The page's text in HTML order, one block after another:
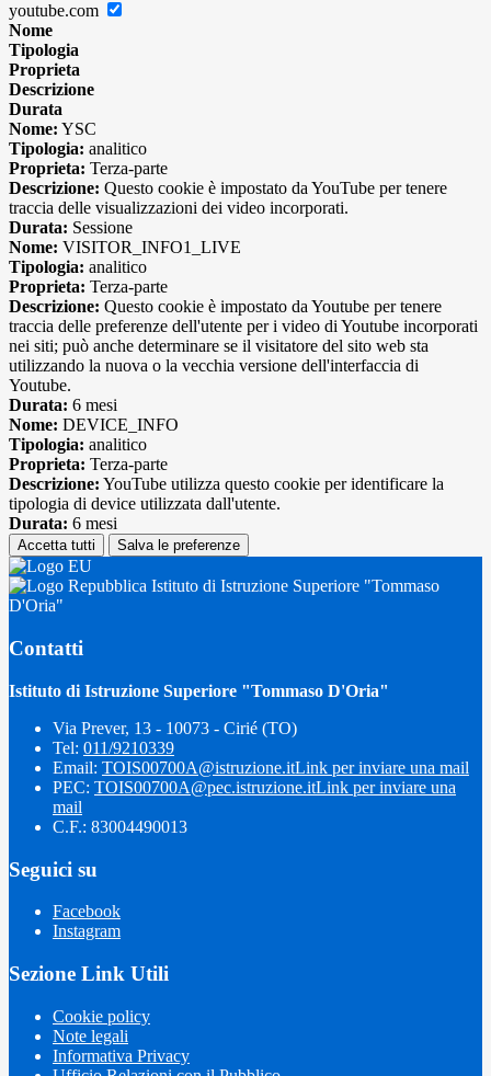
youtube.com
Nome
Tipologia
Proprieta
Descrizione
Durata
Nome: YSC
Tipologia: analitico
Proprieta: Terza-parte
Descrizione: Questo cookie è impostato da YouTube per tenere
traccia delle visualizzazioni dei video incorporati.
Durata: Sessione
Nome: VISITOR_INFO1_LIVE
Tipologia: analitico
Proprieta: Terza-parte
Descrizione: Questo cookie è impostato da Youtube per tenere
traccia delle preferenze dell'utente per i video di Youtube incorporati
nei siti; può anche determinare se il visitatore del sito web sta
utilizzando la nuova o la vecchia versione dell'interfaccia di
Youtube.
Durata: 6 mesi
Nome: DEVICE_INFO
Tipologia: analitico
Proprieta: Terza-parte
Descrizione: YouTube utilizza questo cookie per identificare la
tipologia di device utilizzata dall'utente.
Durata: 6 mesi
Accetta tutti Salva le preferenze
Istituto di Istruzione Superiore "Tommaso
D'Oria"
Contatti
Istituto di Istruzione Superiore "Tommaso D'Oria"
Via Prever, 13 - 10073 - Cirié (TO)
Tel: 011/9210339
Email: TOIS00700A@istruzione.itLink per inviare una mail
PEC: TOIS00700A@pec.istruzione.itLink per inviare una
mail
C.F.: 83004490013
Seguici su
Facebook
Instagram
Sezione Link Utili
Cookie policy
Note legali
Informativa Privacy